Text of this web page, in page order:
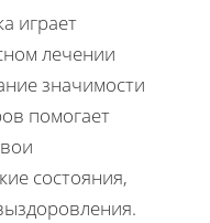
играет
лечении
значимости
помогает
состояния,